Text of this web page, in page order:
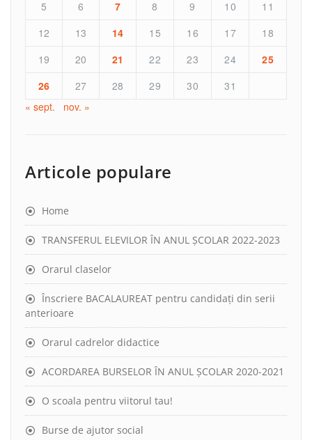
5
6 7 8 9 10
11
12
13 14 15 16 17
18
19
20 21 22 23 24
25
26
27 28 29 30
31
« sept.
nov. »
Articole populare
Home
TRANSFERUL ELEVILOR ÎN ANUL ȘCOLAR 2022-2023
Orarul claselor
Înscriere BACALAUREAT pentru candidați din serii
anterioare
Orarul cadrelor didactice
ACORDAREA BURSELOR ÎN ANUL ȘCOLAR 2020-2021
O scoala pentru viitorul tau!
Burse de ajutor social